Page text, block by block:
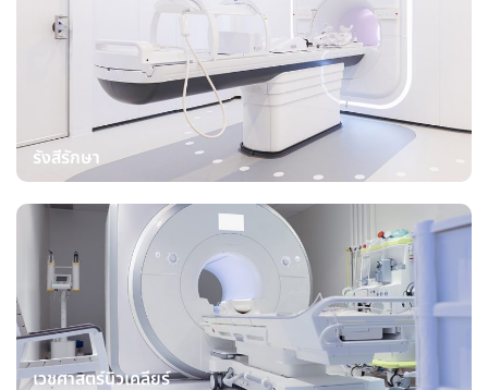
รังสีรักษา
เวชศาสตร์นิวเคลียร์